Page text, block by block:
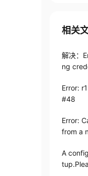
相关
解决：
ng
Error:
#48
Error:
from a
A